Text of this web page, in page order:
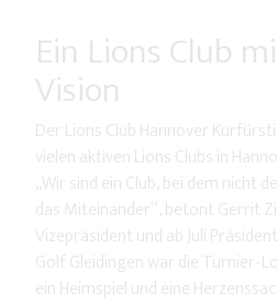
Ein Lions Club
Vision
Der Lions Club Hannover
vielen aktiven Lions Clubs in
„Wir sind ein Club, bei dem nicht
das Miteinander“, betont Gerrit
Vizepräsident und ab Juli
Golf Gleidingen war die Turnier-
ein Heimspiel und eine